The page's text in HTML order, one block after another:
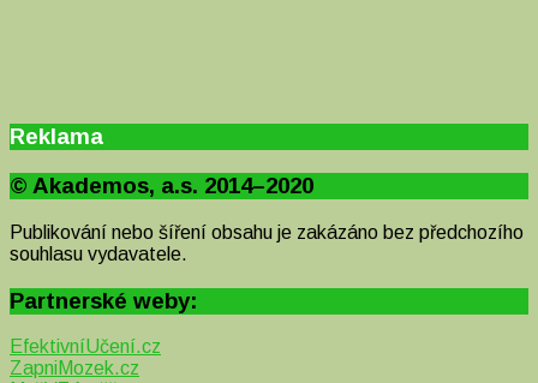
Reklama
© Akademos, a.s. 2014–2020
Publikování nebo šíření obsahu je zakázáno bez předchozího
souhlasu vydavatele.
Partnerské weby:
EfektivníUčení.cz
ZapniMozek.cz